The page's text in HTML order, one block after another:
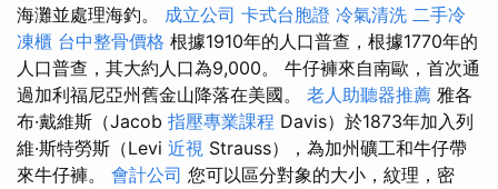
海灘並處理海釣。 成立公司 卡式台胞證 冷氣清洗 二手冷
凍櫃 台中整骨價格 根據1910年的人口普查，根據1770年的
人口普查，其大約人口為9,000。 牛仔褲來自南歐，首次通
過加利福尼亞州舊金山降落在美國。 老人助聽器推薦 雅各
布·戴維斯（Jacob 指壓專業課程 Davis）於1873年加入列
維·斯特勞斯（Levi 近視 Strauss），為加州礦工和牛仔帶
來牛仔褲。 會計公司 您可以區分對象的大小，紋理，密